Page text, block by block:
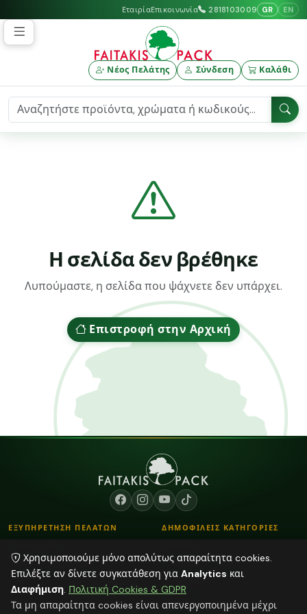
ΕταιρίαΕπικοινωνία 2818103009 GR EN
Νέος Πελάτης Σύνδεση Καλάθι
Η σελίδα δεν βρέθηκε
Λυπούμαστε, η σελίδα που ψάχνετε δεν υπάρχει.
Επιστροφή στην Αρχική
ΕΞΥΠΗΡΕΤΗΣΗ ΠΕΛΑΤΩΝ
Τρόποι Παραγγελίας
Τρόποι Αποστολής & Πληρωμής
Blog
ΔΗΜΟΦΙΛΕΙΣ ΚΑΤΗΓΟΡΙΕΣ
Λουλούδια - Βάζα
Αποξηραμένα φυτά
Χρησιμοποιούμε μόνο απολύτως απαραίτητα cookies.
Επιλέξτε αν δίνετε συγκατάθεση για Analytics και
Διαφήμιση. Πολιτική Cookies & GDPR
Τα μη απαραίτητα cookies είναι απενεργοποιημένα μέχρι